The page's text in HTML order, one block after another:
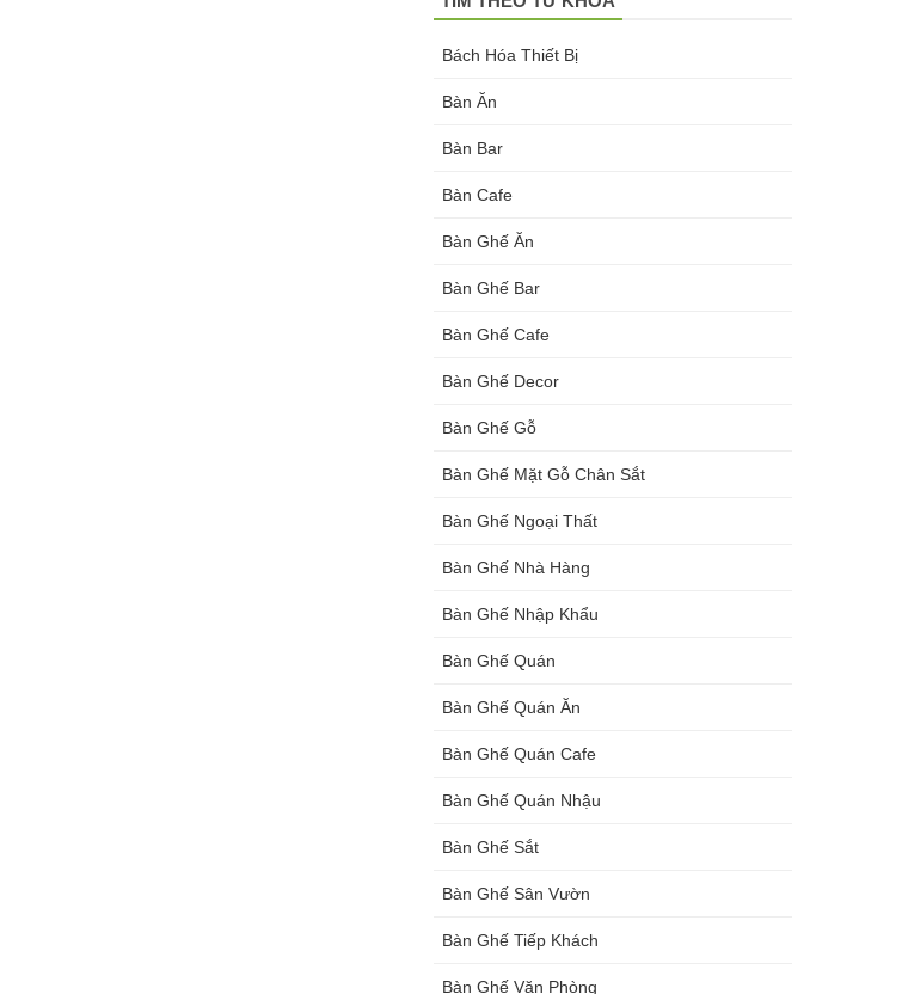
Bách Hóa Thiết Bị
Bàn Ăn
Bàn Bar
Bàn Cafe
Bàn Ghế Ăn
Bàn Ghế Bar
Bàn Ghế Cafe
Bàn Ghế Decor
Bàn Ghế Gỗ
Bàn Ghế Mặt Gỗ Chân Sắt
Bàn Ghế Ngoại Thất
Bàn Ghế Nhà Hàng
Bàn Ghế Nhập Khẩu
Bàn Ghế Quán
Bàn Ghế Quán Ăn
Bàn Ghế Quán Cafe
Bàn Ghế Quán Nhậu
Bàn Ghế Sắt
Bàn Ghế Sân Vườn
Bàn Ghế Tiếp Khách
Bàn Ghế Văn Phòng